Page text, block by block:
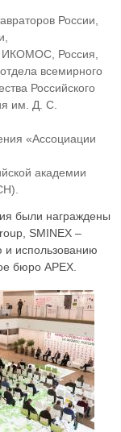
России,
ИКОМОС, Россия,
всемирного
Российского
им. Д. С.
«Ассоциации
академии
были награждены
SMINEX –
использованию
бюро APEX.